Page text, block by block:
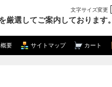
文字サイズ変更
選してご案内しております。
カート
サイトマップ
要